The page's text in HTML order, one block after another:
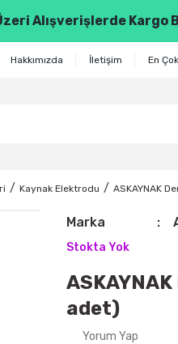
Alışverişlerde Kargo
Hakkımızda İletişim En
Kaynak Elektrodu ASKAYNAK
Marka
Stokta Yok
adet)
Yorum Yap